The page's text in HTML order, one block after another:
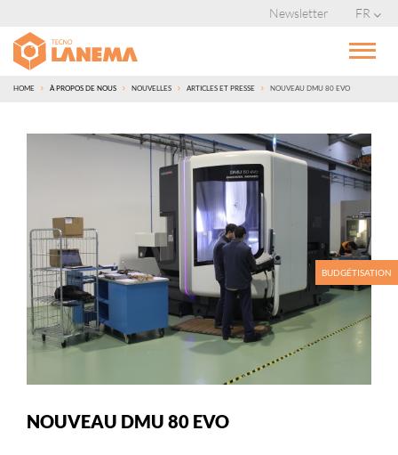
FR
Newsletter
HOME À PROPOS DE NOUS NOUVELLES ARTICLES ET PRESSE NOUVEAU DMU 80 EVO
NOUVEAU DMU 80 EVO
BUDGÉTISATION